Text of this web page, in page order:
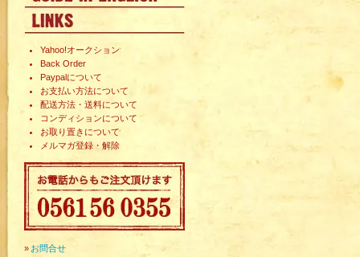
Yahoo!オークション
Back Order
Paypalについて
お支払い方法について
配送方法・送料について
コンディションについて
お取り置きについて
メルマガ登録・解除
» お問合せ